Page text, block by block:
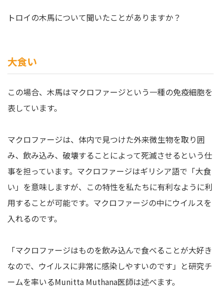
トロイの木馬について聞いたことがありますか？
大食い
この場合、木馬はマクロファージという一種の免疫細胞を
表しています。
マクロファージは、体内で見つけた外来微生物を取り囲
み、飲み込み、破壊することによって死滅させるという仕
事を担っています。マクロファージはギリシア語で「大食
い」を意味しますが、この特性を私たちに有利なように利
用することが可能です。マクロファージの中にウイルスを
入れるのです。
「マクロファージはものを飲み込んで食べることが大好き
なので、ウイルスに非常に感染しやすいのです」と研究チ
ームを率いるMunitta Muthana医師は述べます。